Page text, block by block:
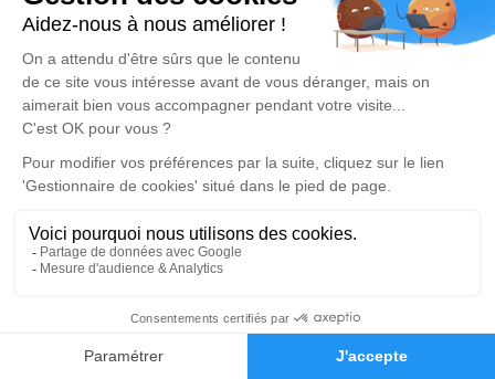
Faire-part Hommages
à travers des poèmes ou des textes. Cet endroit
est un lieu d'expression dédié à honorer la
mémoire de Colette LEFRANCQ.
Un service de plantation d’arbre hommage est
disponible ici.
Je rends hommage
Déroulé des obsèques
bientôt disponibles.
Activez une alerte si vous souhaitez être prévenu